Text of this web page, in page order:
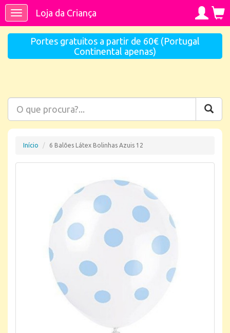
ToggleLoja da Criança
Portes gratuitos a partir de 60€ (Portugal
Continental apenas)
Início 6 Balões Látex Bolinhas Azuis 12